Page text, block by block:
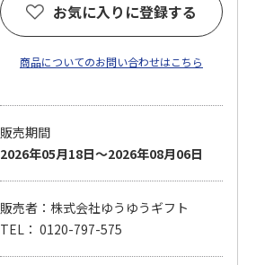
お気に入りに登録する
商品についてのお問い合わせはこちら
販売期間
2026年05月18日～2026年08月06日
販売者：株式会社ゆうゆうギフト
TEL： 0120-797-575